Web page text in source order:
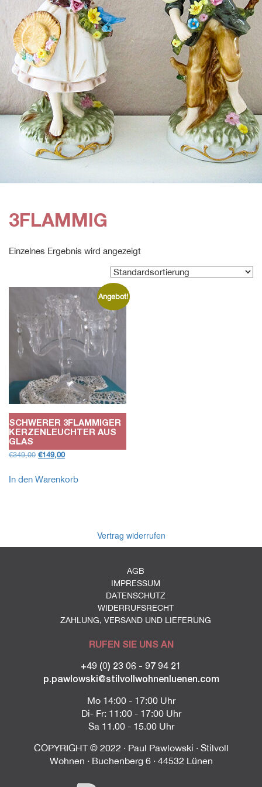
3FLAMMIG
Einzelnes Ergebnis wird angezeigt
Angebot!
SCHWERER 3FLAMMIGER
KERZENLEUCHTER AUS
GLAS
€349,00 Ursprünglicher
war:
€149,00Aktueller
ist:
In den Warenkorb
Vertrag widerrufen
AGB
IMPRESSUM
DATENSCHUTZ
WIDERRUFSRECHT
ZAHLUNG, VERSAND UND LIEFERUNG
RUFEN SIE UNS AN
+49 (0) 23 06 - 97 94 21
p.pawlowski@stilvollwohnenluenen.com
Mo 14:00 - 17:00 Uhr
Di- Fr: 11:00 - 17:00 Uhr
Sa 11.00 - 15.00 Uhr
COPYRIGHT © 2022 · Paul Pawlowski · Stilvoll
Wohnen · Buchenberg 6 · 44532 Lünen